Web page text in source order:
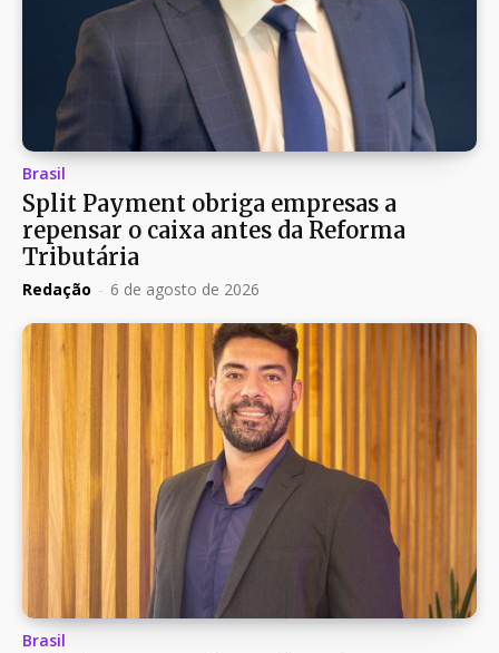
Brasil
Split Payment obriga empresas a
repensar o caixa antes da Reforma
Tributária
Redação - 6 de agosto de 2026
Brasil